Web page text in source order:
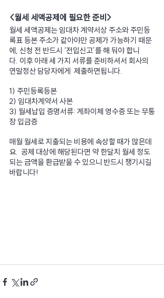
<월세 세액공제에 필요한 준비>
월세 세액공제는 임대차 계약서상 주소와 주민등
록표 등본 주소가 같아야만 공제가 가능하기 때문
에, 신청 전 반드시 ‘전입신고’를 해 둬야 합니
다. 이후 아래 세 가지 서류를 준비하셔서 회사의
연말정산 담당자에게  제출하면됩니다.
1) 주민등록등본
2) 임대차계약서 사본
3) 월세납입 증명서류: 계좌이체 영수증 또는 무통
장 입금증
매월 월세로 지출되는 비용에 속상할 때가 많은데
요.  공제 대상에 해당된다면 약 한달치 월세 정도
되는 금액을 환급받을 수 있으니 반드시 챙기시길
바랍니다!